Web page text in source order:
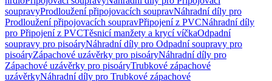
soupravyProdloužení připojovacích soupravNáhradní díly pro
Prodloužení připojovacích soupravPřipojení z PVCNáhradní díly
pro Připojení z PVCTěsnicí manžety a krycí víčkaOdpadní
soupravy pro pisoáryNáhradní díly pro Odpadní soupravy pro
pisoáryZápachové uzávěrky pro pisoáryNáhradní díly pro
Zápachové uzávěrky pro pisoáryTrubkové zápachové
uzávěrkyNáhradní díly pro Trubkové zápachové